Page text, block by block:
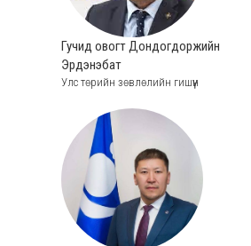
Гучид овогт Дондогдоржийн
Эрдэнэбат
Улс төрийн зөвлөлийн гишүүн